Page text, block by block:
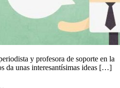
y profesora de soporte en la
da unas interesantísimas ideas […]